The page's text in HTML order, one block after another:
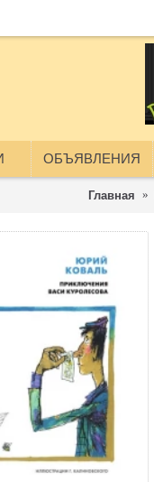
ОБЪЯВЛЕНИЯ
Главная